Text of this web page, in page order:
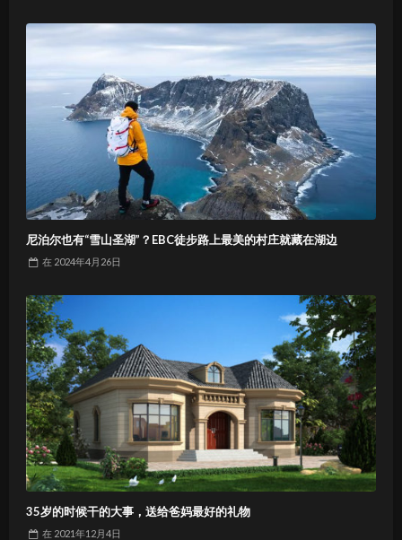
尼泊尔也有“雪山圣湖”？EBC徒步路上最美的村庄就藏在湖边
在 2024年4月26日
35岁的时候干的大事，送给爸妈最好的礼物
在 2021年12月4日